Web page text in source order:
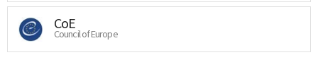
CoE
Council of Europe